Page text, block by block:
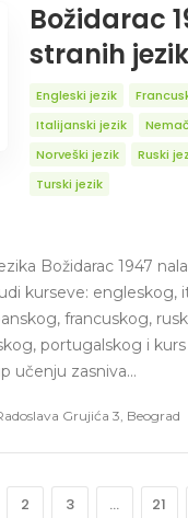
Božidarac
stranih
Engleski jezik
Italijanski jezik
Norveški jezik
Ruski
Turski jezik
Božidarac 1947
kurseve: engleskog,
francuskog,
portugalskog i
učenju zasniva…
Grujića 3, Beograd
2 3 … 21